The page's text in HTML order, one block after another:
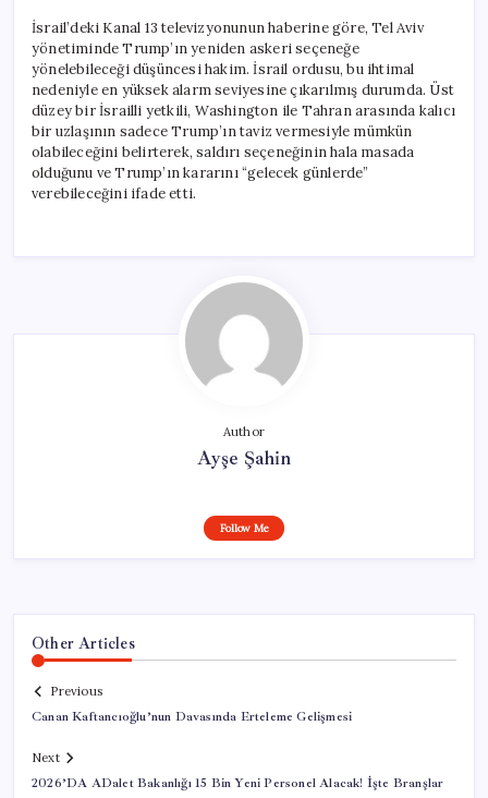
İsrail’deki Kanal 13 televizyonunun haberine göre, Tel Aviv
yönetiminde Trump’ın yeniden askeri seçeneğe
yönelebileceği düşüncesi hakim. İsrail ordusu, bu ihtimal
nedeniyle en yüksek alarm seviyesine çıkarılmış durumda. Üst
düzey bir İsrailli yetkili, Washington ile Tahran arasında kalıcı
bir uzlaşının sadece Trump’ın taviz vermesiyle mümkün
olabileceğini belirterek, saldırı seçeneğinin hala masada
olduğunu ve Trump’ın kararını “gelecek günlerde”
verebileceğini ifade etti.
Author
Ayşe Şahin
Follow Me
Other Articles
Previous
Canan Kaftancıoğlu’nun Davasında Erteleme Gelişmesi
Next
2026’DA ADalet Bakanlığı 15 Bin Yeni Personel Alacak! İşte Branşlar